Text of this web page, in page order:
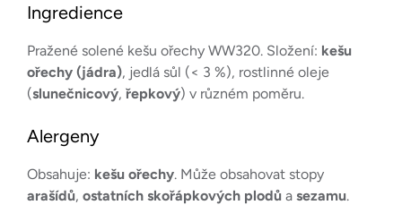
Ingredience
Pražené solené kešu ořechy WW320. Složení: kešu
ořechy (jádra), jedlá sůl (< 3 %), rostlinné oleje
(slunečnicový, řepkový) v různém poměru.
Alergeny
Obsahuje: kešu ořechy. Může obsahovat stopy
arašídů, ostatních skořápkových plodů a sezamu.